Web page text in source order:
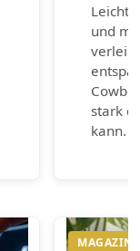
und
stark
kann.
MAGAZIN